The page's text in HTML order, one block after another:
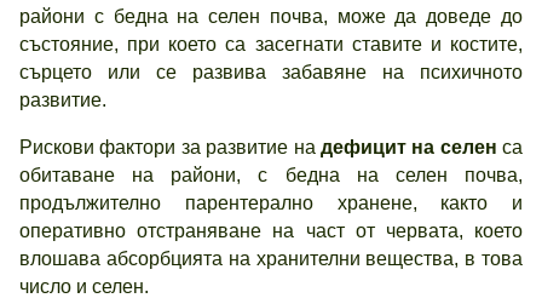
райони с бедна на селен почва, може да доведе до
състояние, при което са засегнати ставите и костите,
сърцето или се развива забавяне на психичното
развитие.
Рискови фактори за развитие на дефицит на селен са
обитаване на райони, с бедна на селен почва,
продължително парентерално хранене, както и
оперативно отстраняване на част от червата, което
влошава абсорбцията на хранителни вещества, в това
число и селен.